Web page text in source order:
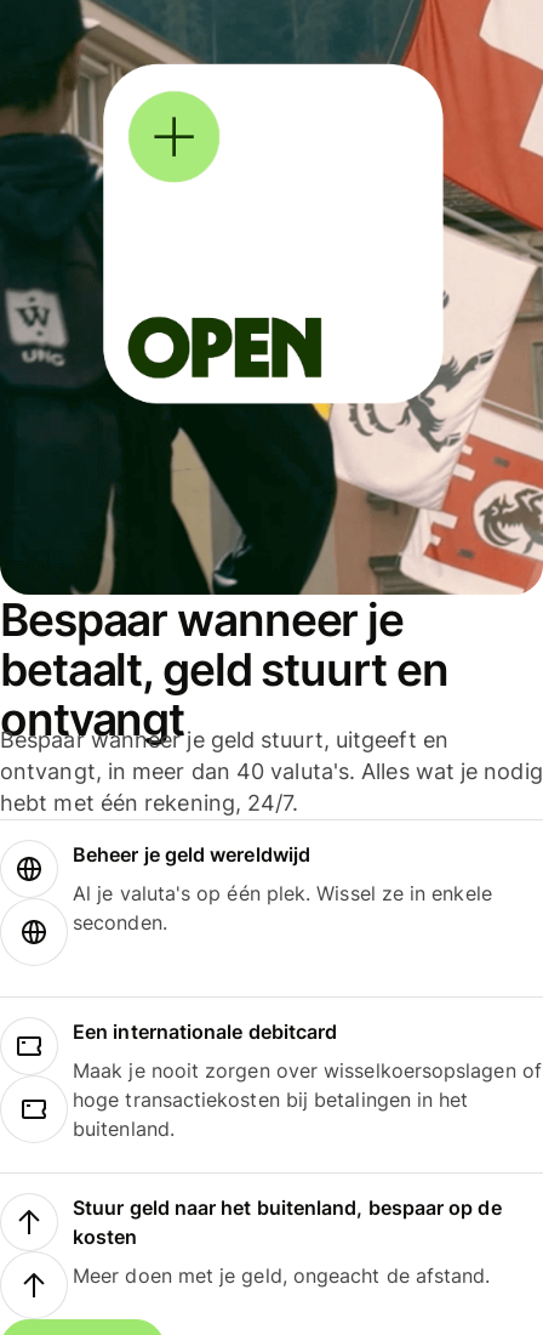
Bespaar wanneer je
betaalt, geld stuurt en
ontvangt
Bespaar wanneer je geld stuurt, uitgeeft en
ontvangt, in meer dan 40 valuta's. Alles wat je nodig
hebt met één rekening, 24/7.
Beheer je geld wereldwijd
Al je valuta's op één plek. Wissel ze in enkele
seconden.
Een internationale debitcard
Maak je nooit zorgen over wisselkoersopslagen of
hoge transactiekosten bij betalingen in het
buitenland.
Stuur geld naar het buitenland, bespaar op de
kosten
Meer doen met je geld, ongeacht de afstand.